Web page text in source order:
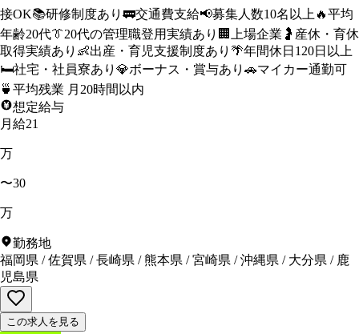
接OK📚研修制度あり 🚃交通費支給📢募集人数10名以上 🔥平均
年齢20代👔20代の管理職登用実績あり 🏢 上場企業 🤰 産休・育休
取得実績あり 👶出産・育児支援制度あり 🌴年間休日120日以上
🛏️社宅・社員寮あり 💎ボーナス・賞与あり 🚗マイカー通勤可
🍵 平均残業 月20時間以内
想定給与
月給21
万
〜30
万
勤務地
福岡県 /佐賀県 /長崎県 /熊本県 /宮崎県 /沖縄県 / 大分県 / 鹿
児島県
この求人を見る